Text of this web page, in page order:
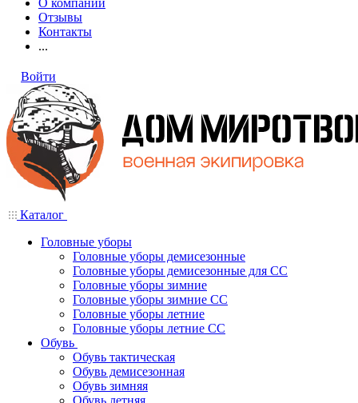
О компании
Отзывы
Контакты
...
Войти
Каталог
Головные уборы
Головные уборы демисезонные
Головные уборы демисезонные для СС
Головные уборы зимние
Головные уборы зимние СС
Головные уборы летние
Головные уборы летние СС
Обувь
Обувь тактическая
Обувь демисезонная
Обувь зимняя
Обувь летняя